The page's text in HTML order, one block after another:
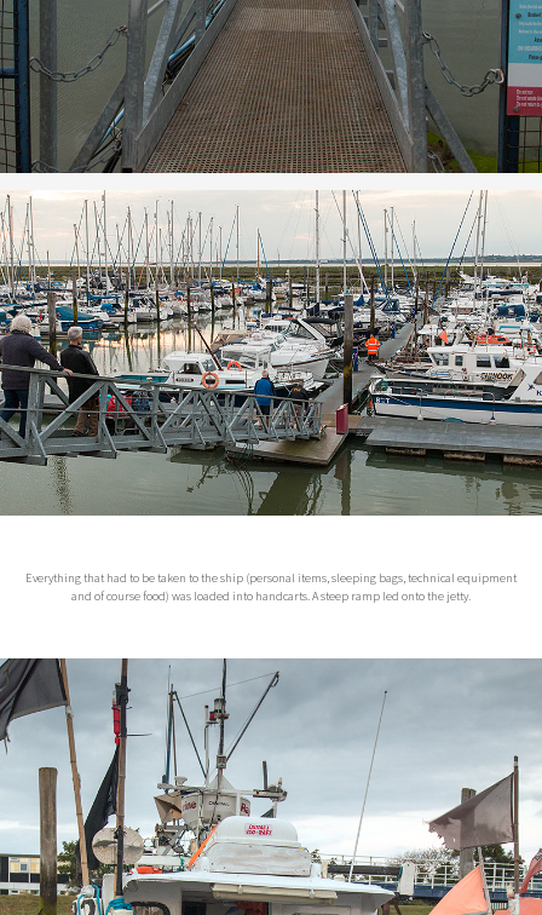
Everything that had to be taken to the ship (personal items, sleeping bags, technical equipment
and of course food) was loaded into handcarts. A steep ramp led onto the jetty.